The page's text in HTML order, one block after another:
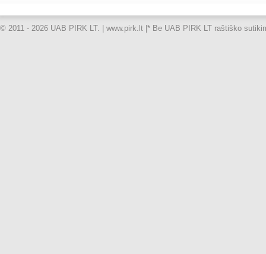
© 2011 - 2026 UAB PIRK LT. | www.pirk.lt | * Be UAB PIRK LT raštiško